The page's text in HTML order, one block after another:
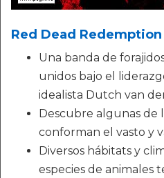
Red Dead Redemption
Una banda de
unidos bajo el
idealista Dutch van
Descubre algunas de
conforman el vasto y
Diversos hábitats y
especies de animales